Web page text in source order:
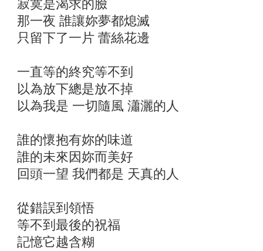
寂寞是渴求的臉
那一夜 誰讓妳夢都熄滅
只留下了一片 蕾絲花邊
一直等的終究等不到
以為放下總是放不掉
以為我是 一切隨風 瀟灑的人
誰的懷抱有妳的味道
誰的未來因妳而美好
回頭一望 我們都是 天真的人
從錯誤到領悟
等不到最後的祝福
記憶它越含糊